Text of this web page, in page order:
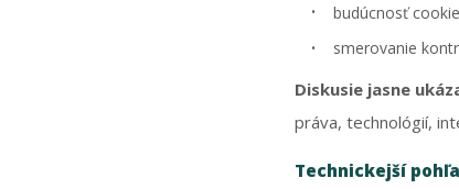
budúcnosť
smerovanie
Diskusie jasne
práva, technológií,
Technickejší